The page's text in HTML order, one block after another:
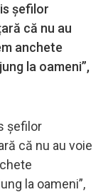
șefilor
că nu au
anchete
la oameni”,
șefilor
că nu au voie
la oameni”,